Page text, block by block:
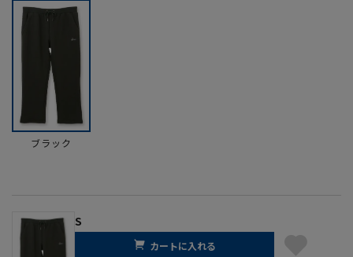
ブラック
S
カートに入れる